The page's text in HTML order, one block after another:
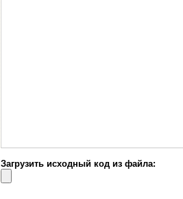
Загрузить исходный код из файла: